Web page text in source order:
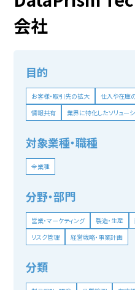
会社
目的
お客様・取引先の拡大 仕入や在庫
情報共有
業界に特化したソリューシ
対象業種・職種
全業種
分野・部門
営業・マーケティング 製造・生産
リスク管理
経営戦略・事業計画
分類